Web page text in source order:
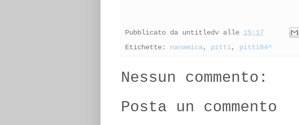
Pubblicato da untitledv alle 15:17
Etichette: nanamica, pitti, pitti84^
Nessun commento:
Posta un commento